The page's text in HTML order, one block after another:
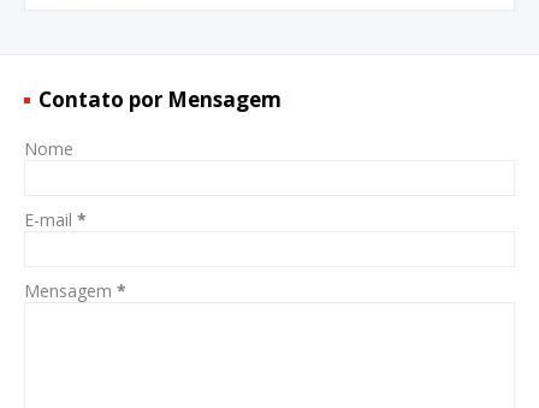
Contato por Mensagem
Nome
E-mail *
Mensagem *